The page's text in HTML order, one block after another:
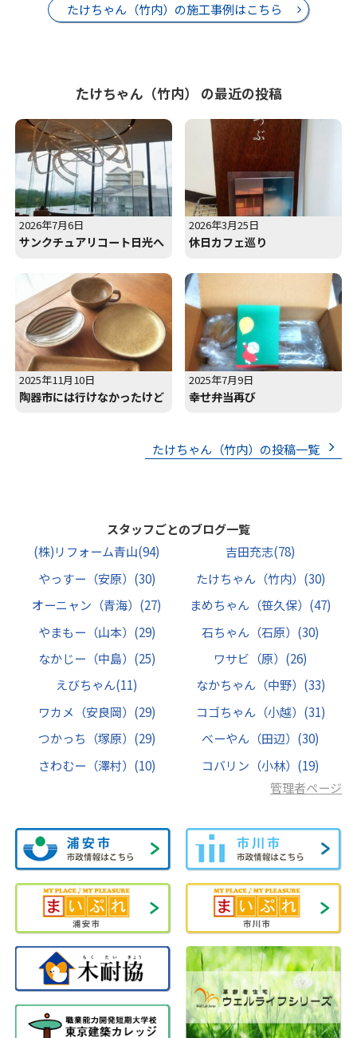
たけちゃん（竹内）の施工事例はこちら
たけちゃん（竹内） の最近の投稿
2026年7月6日
サンクチュアリコート日光へ
2026年3月25日
休日カフェ巡り
2025年11月10日
陶器市には行けなかったけど
2025年7月9日
幸せ弁当再び
たけちゃん（竹内）の投稿一覧
スタッフごとのブログ一覧
(株)リフォーム青山(94) 吉田充志(78)
やっすー（安原） (30) たけちゃん（竹内） (30)
オーニャン（青海） (27) まめちゃん（笹久保） (47)
やまもー（山本） (29) 石ちゃん（石原） (30)
なかじー（中島） (25) ワサビ（原） (26)
えびちゃん(11) なかちゃん（中野） (33)
ワカメ（安良岡） (29) コゴちゃん（小越） (31)
つかっち（塚原） (29) べーやん（田辺） (30)
さわむー（澤村） (10) コバリン（小林） (19)
管理者ページ